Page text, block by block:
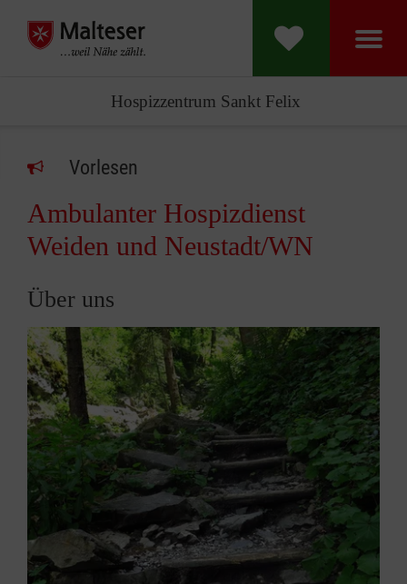
Hospizzentrum Sankt Felix
Vorlesen
Ambulanter Hospizdienst
Weiden und Neustadt/WN
Über uns